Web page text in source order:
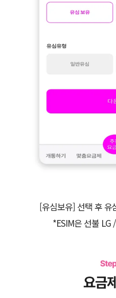
[유심보유] 선택 후 유
*ESIM은 선불 LG